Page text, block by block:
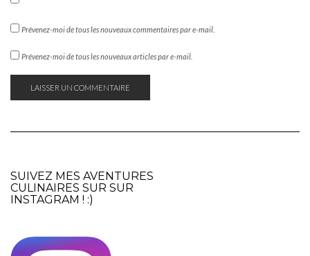
Prévenez-moi de tous les nouveaux commentaires par e-mail.
Prévenez-moi de tous les nouveaux articles par e-mail.
SUIVEZ MES AVENTURES
CULINAIRES SUR SUR
INSTAGRAM ! :)